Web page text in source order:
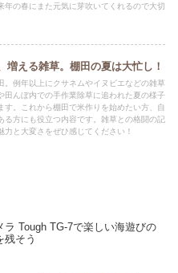
年の春にまた元気に芽吹いてくれるので大切
増える雑草。棚田の夏は大忙し！
。例年以上にクサネムやイヌビエなどの雑草
田んぼ内での手作業除草に追われた夏の様子
す。これから棚田で米作りを始めたい方、自
る方にも役立つ内容です。雑草との格闘の記
力と大変さをぜひ感じてください！
ラ Tough TG-7で楽しい海遊びの
残そう